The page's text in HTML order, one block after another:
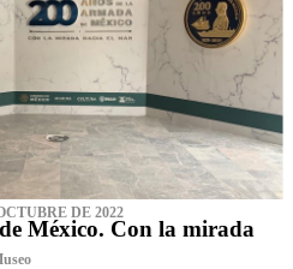
DE 2022
México. Con la mirada